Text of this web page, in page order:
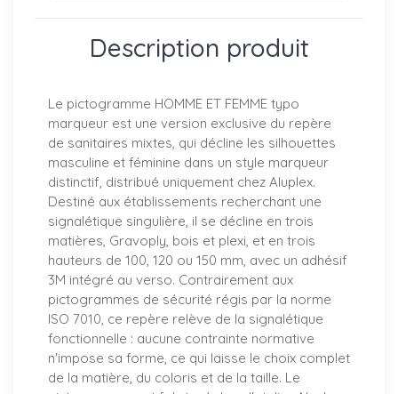
Description produit
Le pictogramme HOMME ET FEMME typo
marqueur est une version exclusive du repère
de sanitaires mixtes, qui décline les silhouettes
masculine et féminine dans un style marqueur
distinctif, distribué uniquement chez Aluplex.
Destiné aux établissements recherchant une
signalétique singulière, il se décline en trois
matières, Gravoply, bois et plexi, et en trois
hauteurs de 100, 120 ou 150 mm, avec un adhésif
3M intégré au verso. Contrairement aux
pictogrammes de sécurité régis par la norme
ISO 7010, ce repère relève de la signalétique
fonctionnelle : aucune contrainte normative
n'impose sa forme, ce qui laisse le choix complet
de la matière, du coloris et de la taille. Le